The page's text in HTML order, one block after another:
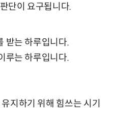
단이 요구됩니다.
받는 하루입니다.
루는 하루입니다.
지하기 위해 힘쓰는 시기